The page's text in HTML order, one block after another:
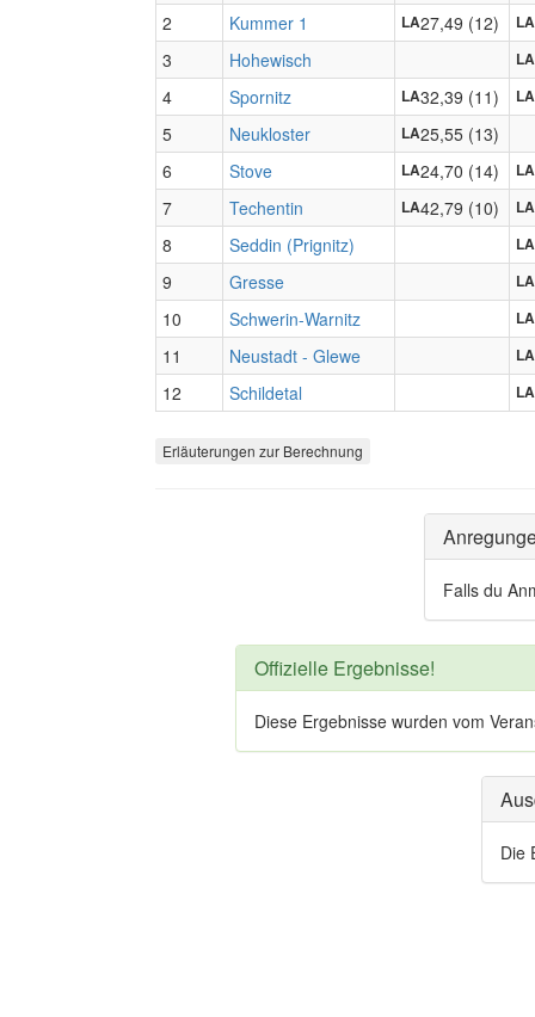
2 Kummer 1 LA27,49 (12) LA
3 Hohewisch LA
4 Spornitz LA32,39 (11) LA
5 Neukloster LA25,55 (13)
6
Stove LA24,70 (14) LA
7 Techentin LA42,79 (10) LA
8 Seddin (Prignitz) LA
9 Gresse LA
10 Schwerin-Warnitz LA
11 Neustadt - Glewe LA
12 Schildetal LA
Erläuterungen zur Berechnung
Falls du
Offizielle Ergebnisse!
Diese Ergebnisse wurden vom
Die